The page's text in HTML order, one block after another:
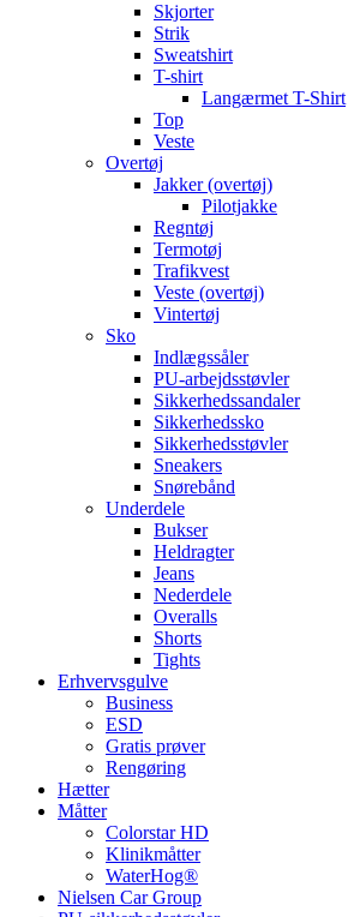
Skjorter
Strik
Sweatshirt
T-shirt
Langærmet T-Shirt
Top
Veste
Overtøj
Jakker (overtøj)
Pilotjakke
Regntøj
Termotøj
Trafikvest
Veste (overtøj)
Vintertøj
Sko
Indlægssåler
PU-arbejdsstøvler
Sikkerhedssandaler
Sikkerhedssko
Sikkerhedsstøvler
Sneakers
Snørebånd
Underdele
Bukser
Heldragter
Jeans
Nederdele
Overalls
Shorts
Tights
Erhvervsgulve
Business
ESD
Gratis prøver
Rengøring
Hætter
Måtter
Colorstar HD
Klinikmåtter
WaterHog®
Nielsen Car Group